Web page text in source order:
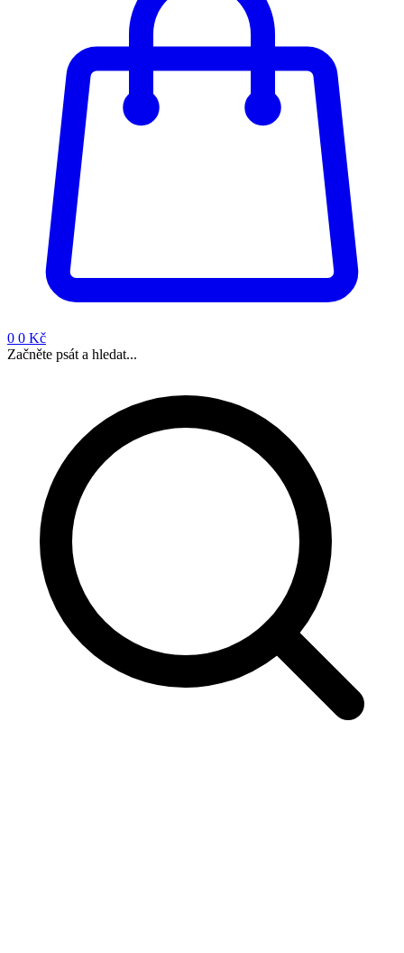
0 0 Kč
Začněte psát a hledat...